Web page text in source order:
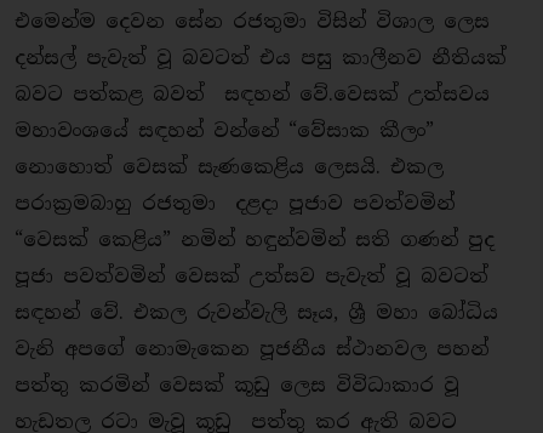
එමෙන්ම දෙවන සේන රජතුමා විසින් විශාල ලෙස
දන්සල් පැවැත් වූ බවටත් එය පසු කාලීනව නීතියක්
බවට පත්කළ බවත් සඳහන් වේ.වෙසක් උත්සවය
මහාවංශයේ සඳහන් වන්නේ “වේසාක කීලං”
නොහොත් වෙසක් සැණකෙළිය ලෙසයි. එකල
පරාක්‍රමබාහු රජතුමා දළදා පූජාව පවත්වමින්
“වෙසක් කෙළිය” නමින් හඳුන්වමින් සති ගණන් පුද
පූජා පවත්වමින් වෙසක් උත්සව පැවැත් වූ බවටත්
සඳහන් වේ. එකල රුවන්වැලි සෑය, ශ්‍රී මහා බෝධිය
වැනි අපගේ නොමැකෙන පූජනීය ස්ථානවල පහන්
පත්තු කරමින් වෙසක් කූඩු ලෙස විවිධාකාර වූ
හැඩතල රටා මැවූ කූඩු පත්තු කර ඇති බවට